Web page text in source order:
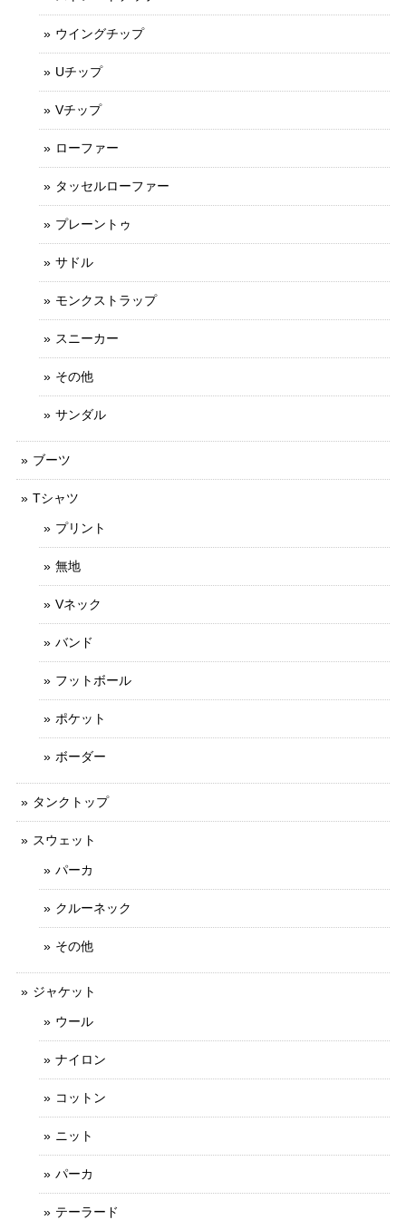
ウイングチップ
Uチップ
Vチップ
ローファー
タッセルローファー
プレーントゥ
サドル
モンクストラップ
スニーカー
その他
サンダル
ブーツ
Tシャツ
プリント
無地
Vネック
バンド
フットボール
ポケット
ボーダー
タンクトップ
スウェット
パーカ
クルーネック
その他
ジャケット
ウール
ナイロン
コットン
ニット
パーカ
テーラード